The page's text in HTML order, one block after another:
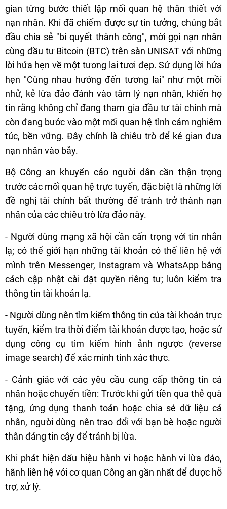
gian từng bước thiết lập mối quan hệ thân thiết với
nạn nhân. Khi đã chiếm được sự tin tưởng, chúng bắt
đầu chia sẻ "bí quyết thành công", mời gọi nạn nhân
cùng đầu tư Bitcoin (BTC) trên sàn UNISAT với những
lời hứa hẹn về một tương lai tươi đẹp. Sử dụng lời hứa
hẹn "Cùng nhau hướng đến tương lai" như một mồi
nhử, kẻ lừa đảo đánh vào tâm lý nạn nhân, khiến họ
tin rằng không chỉ đang tham gia đầu tư tài chính mà
còn đang bước vào một mối quan hệ tình cảm nghiêm
túc, bền vững. Đây chính là chiêu trò để kẻ gian đưa
nạn nhân vào bẫy.
Bộ Công an khuyến cáo người dân cần thận trọng
trước các mối quan hệ trực tuyến, đặc biệt là những lời
đề nghị tài chính bất thường để tránh trở thành nạn
nhân của các chiêu trò lừa đảo này.
- Người dùng mạng xã hội cần cẩn trọng với tin nhắn
lạ; có thể giới hạn những tài khoản có thể liên hệ với
mình trên Messenger, Instagram và WhatsApp bằng
cách cập nhật cài đặt quyền riêng tư; luôn kiểm tra
thông tin tài khoản lạ.
- Người dùng nên tìm kiếm thông tin của tài khoản trực
tuyến, kiểm tra thời điểm tài khoản được tạo, hoặc sử
dụng công cụ tìm kiếm hình ảnh ngược (reverse
image search) để xác minh tính xác thực.
- Cảnh giác với các yêu cầu cung cấp thông tin cá
nhân hoặc chuyển tiền: Trước khi gửi tiền qua thẻ quà
tặng, ứng dụng thanh toán hoặc chia sẻ dữ liệu cá
nhân, người dùng nên trao đổi với bạn bè hoặc người
thân đáng tin cậy để tránh bị lừa.
Khi phát hiện dấu hiệu hành vi hoặc hành vi lừa đảo,
hãnh liên hệ với cơ quan Công an gần nhất để được hỗ
trợ, xử lý.